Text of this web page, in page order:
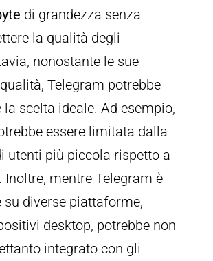
di grandezza senza
la qualità degli
nonostante le sue
Telegram potrebbe
la scelta ideale. Ad esempio,
essere limitata dalla
utenti più piccola rispetto a
Inoltre, mentre Telegram è
su diverse piattaforme,
desktop, potrebbe non
integrato con gli